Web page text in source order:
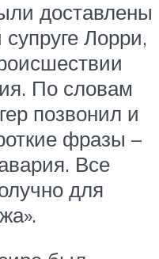
доставлены
Лорри,
По словам
позвонил и
фразы –
Все
для